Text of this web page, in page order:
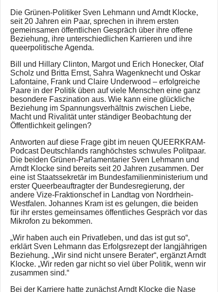
Die Grünen-Politiker Sven Lehmann und Arndt Klocke,
seit 20 Jahren ein Paar, sprechen in ihrem ersten
gemeinsamen öffentlichen Gespräch über ihre offene
Beziehung, ihre unterschiedlichen Karrieren und ihre
queerpolitische Agenda.
Bill und Hillary Clinton, Margot und Erich Honecker, Olaf
Scholz und Britta Ernst, Sahra Wagenknecht und Oskar
Lafontaine, Frank und Claire Underwood – erfolgreiche
Paare in der Politik üben auf viele Menschen eine ganz
besondere Faszination aus. Wie kann eine glückliche
Beziehung im Spannungsverhältnis zwischen Liebe,
Macht und Rivalität unter ständiger Beobachtung der
Öffentlichkeit gelingen?
Antworten auf diese Frage gibt im neuen QUEERKRAM-
Podcast Deutschlands ranghöchstes schwules Politpaar.
Die beiden Grünen-Parlamentarier Sven Lehmann und
Arndt Klocke sind bereits seit 20 Jahren zusammen. Der
eine ist Staatssekretär im Bundesfamilienministerium und
erster Queerbeauftragter der Bundesregierung, der
andere Vize-Fraktionschef in Landtag von Nordrhein-
Westfalen. Johannes Kram ist es gelungen, die beiden
für ihr erstes gemeinsames öffentliches Gespräch vor das
Mikrofon zu bekommen.
„Wir haben auch ein Privatleben, und das ist gut so“,
erklärt Sven Lehmann das Erfolgsrezept der langjährigen
Beziehung. „Wir sind nicht unsere Berater“, ergänzt Arndt
Klocke. „Wir reden gar nicht so viel über Politik, wenn wir
zusammen sind.“
Bei der Karriere hatte zunächst Arndt Klocke die Nase